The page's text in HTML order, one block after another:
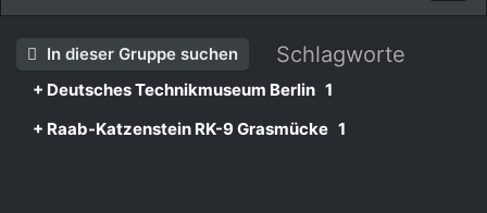
In dieser Gruppe suchen Schlagworte
+ Deutsches Technikmuseum Berlin 1
+ Raab-Katzenstein RK-9 Grasmücke 1